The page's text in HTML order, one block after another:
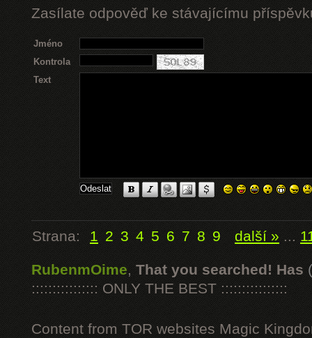
Zasílate odpověď ke stávajícímu
Jméno
Kontrola
Text
Strana: 1 2 3 4 5 6 7 8 9 další » ...
RubenmOime, That you searched! Has
:::::::::::::::: ONLY THE BEST ::::::::::::::::
Content from TOR websites Magic